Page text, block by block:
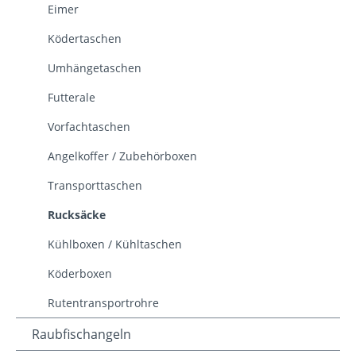
Eimer
Ködertaschen
Umhängetaschen
Futterale
Vorfachtaschen
Angelkoffer / Zubehörboxen
Transporttaschen
Rucksäcke
Kühlboxen / Kühltaschen
Köderboxen
Rutentransportrohre
Raubfischangeln